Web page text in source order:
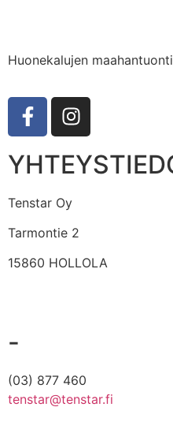
Huonekalujen
Tenstar Oy
Tarmontie 2
15860 HOLLOLA
-
(03) 877 460
tenstar@tenstar.fi